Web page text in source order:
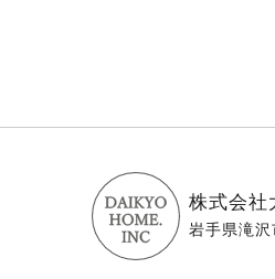
株式会社
岩手県滝沢